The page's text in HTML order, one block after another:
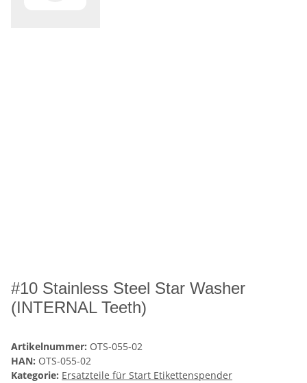
#10 Stainless Steel Star Washer
(INTERNAL Teeth)
Artikelnummer: OTS-055-02
HAN: OTS-055-02
Kategorie: Ersatzteile für Start Etikettenspender